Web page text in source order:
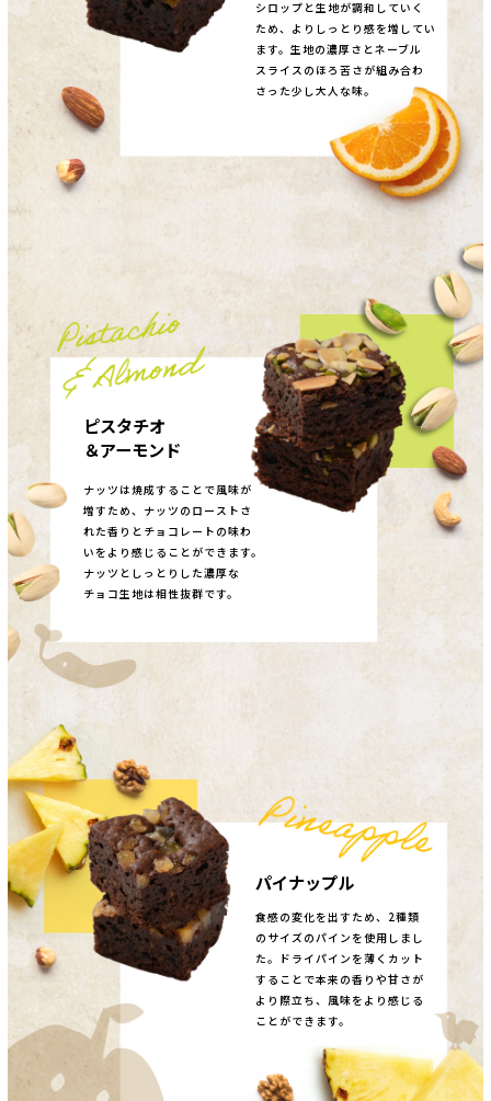
シロップと生地が調和していく
ため、よりしっとり感を増してい
ます。生地の濃厚さとネーブル
スライスのほろ苦さが組み合わ
さった少し大人な味。
ピスタチオ
＆アーモンド
ナッツは焼成することで風味が
増すため、ナッツのローストさ
れた香りとチョコレートの味わ
いをより感じることができます。
ナッツとしっとりした濃厚な
チョコ生地は相性抜群です。
パイナップル
食感の変化を出すため、2種類
のサイズのパインを使用しまし
た。ドライパインを薄くカット
することで本来の香りや甘さが
より際立ち、風味をより感じる
ことができます。